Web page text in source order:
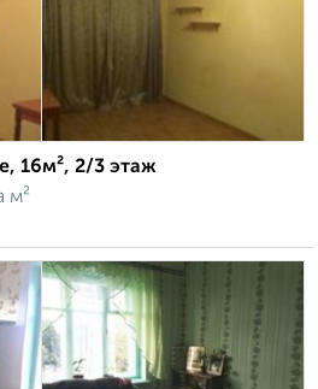
16м², 2/3 этаж
м²